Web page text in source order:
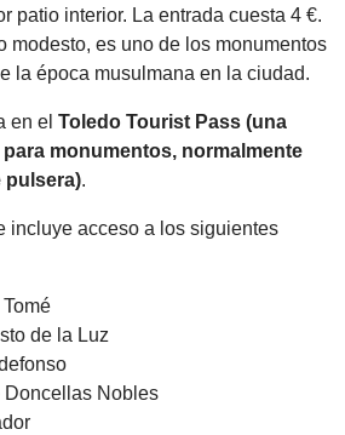
patio interior. La entrada cuesta 4 €.
modesto, es uno de los monumentos
la época musulmana en la ciudad.
en el Toledo Tourist Pass (una
monumentos, normalmente
pulsera).
incluye acceso a los siguientes
de la Luz
Nobles